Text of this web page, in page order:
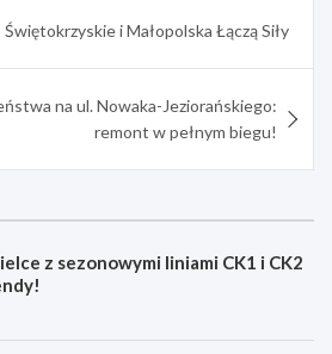
i Małopolska Łączą Siły
na ul. Nowaka-Jeziorańskiego:
remont w pełnym biegu!
z sezonowymi liniami CK1 i CK2